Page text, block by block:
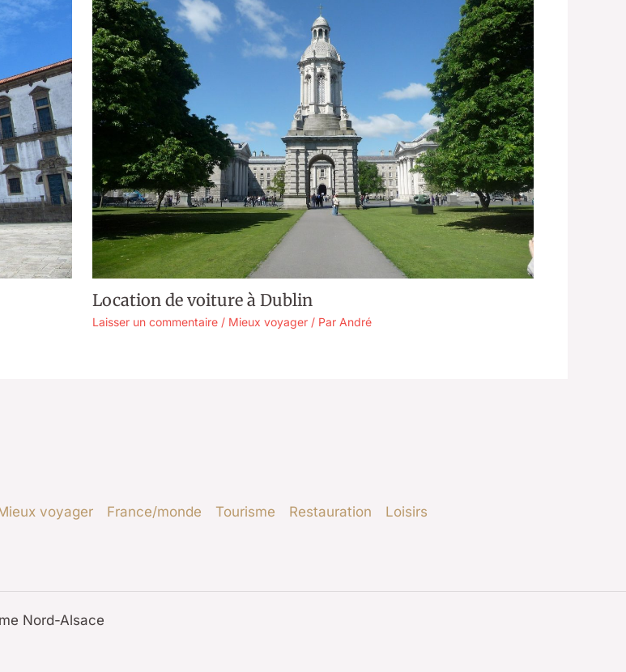
Location de voiture à Dublin
Laisser un commentaire / Mieux voyager/ Par André
voyager France/monde Tourisme Restauration Loisirs
Nord-Alsace